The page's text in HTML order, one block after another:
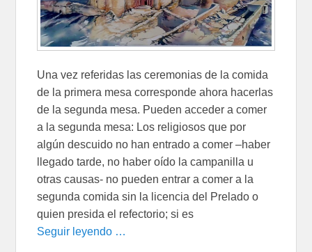
Una vez referidas las ceremonias de la comida
de la primera mesa corresponde ahora hacerlas
de la segunda mesa. Pueden acceder a comer
a la segunda mesa: Los religiosos que por
algún descuido no han entrado a comer –haber
llegado tarde, no haber oído la campanilla u
otras causas- no pueden entrar a comer a la
segunda comida sin la licencia del Prelado o
quien presida el refectorio; si es
Seguir leyendo …